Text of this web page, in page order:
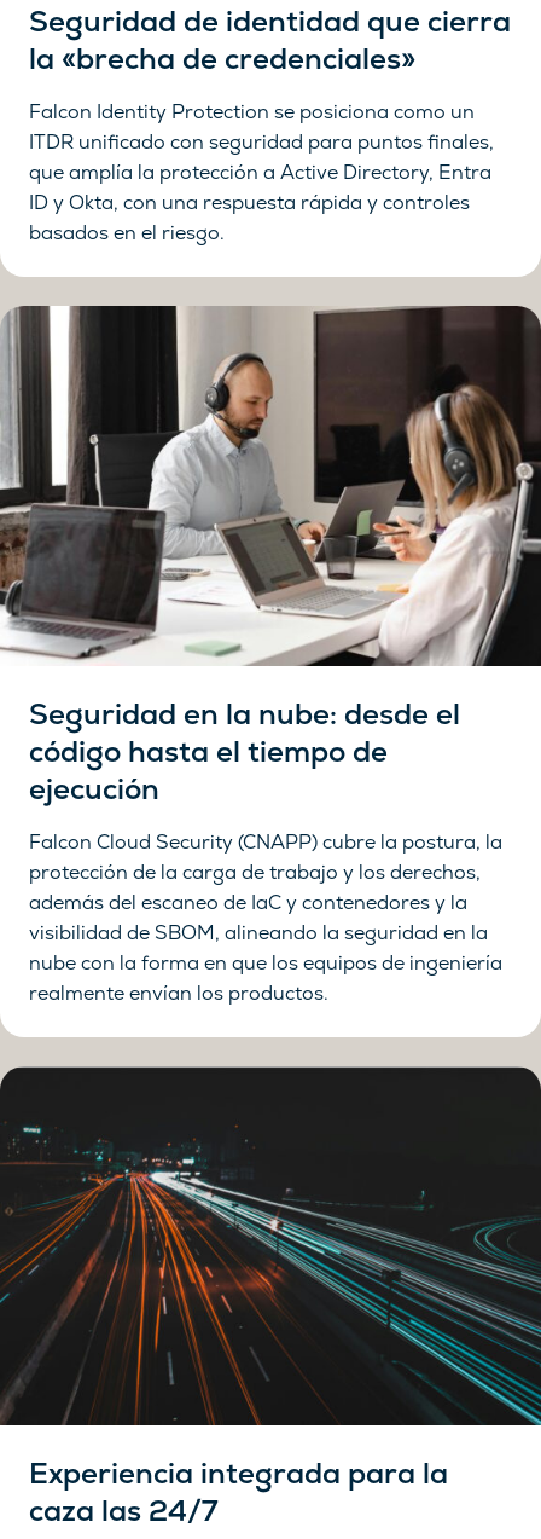
Seguridad de identidad que cierra
la «brecha de credenciales»
Falcon Identity Protection se posiciona como un
ITDR unificado con seguridad para puntos finales,
que amplía la protección a Active Directory, Entra
ID y Okta, con una respuesta rápida y controles
basados en el riesgo.
Seguridad en la nube: desde el
código hasta el tiempo de
ejecución
Falcon Cloud Security (CNAPP) cubre la postura, la
protección de la carga de trabajo y los derechos,
además del escaneo de IaC y contenedores y la
visibilidad de SBOM, alineando la seguridad en la
nube con la forma en que los equipos de ingeniería
realmente envían los productos.
Experiencia integrada para la
caza las 24/7